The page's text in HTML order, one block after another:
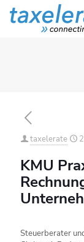
taxelerate
KMU
Steuerberater